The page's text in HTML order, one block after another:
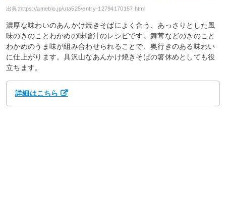
出典:https://ameblo.jp/uta525/entry-12794170157.html
濃厚な味わいのあんかけ焼きそばによく合う、あっさりとした風
味のきのことわかめの味噌汁のレシピです。舞茸などのきのこと
わかめのうま味が組み合わせられることで、奥行きのある味わい
に仕上がります。具沢山なあんかけ焼きそばの箸休めとしても役
立ちます。
詳細はこちら